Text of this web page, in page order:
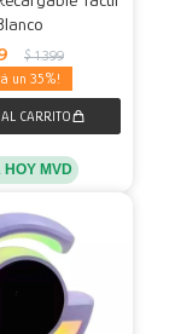
$ 1.399
35
HOY MVD